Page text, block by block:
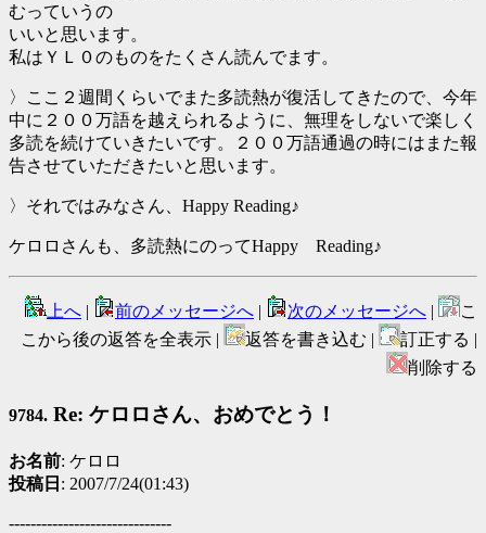
むっていうの
いいと思います。
私はＹＬ０のものをたくさん読んでます。
〉ここ２週間くらいでまた多読熱が復活してきたので、今年
中に２００万語を越えられるように、無理をしないで楽しく
多読を続けていきたいです。２００万語通過の時にはまた報
告させていただきたいと思います。
〉それではみなさん、Happy Reading♪
ケロロさんも、多読熱にのってHappy Reading♪
上へ | 前のメッセージへ | 次のメッセージへ |
こ
こから後の返答を全表示 |
返答を書き込む |
訂正する |
削除する
9784. Re: ケロロさん、おめでとう！
お名前: ケロロ
投稿日 : 2007/7/24(01:43)
------------------------------